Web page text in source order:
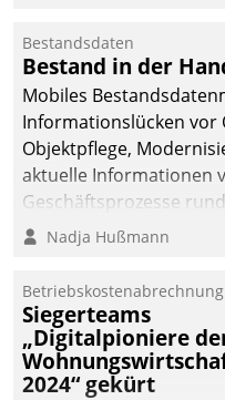
Bestandsdaten
Bestand in der
Mobiles
Informationslücken vor
Objektpflege,
aktuelle Informationen
Geschäftsprozesse
Nadja Hußmann
Betriebskostenabrechnung
Siegerteams
„Digitalpioniere
2024“ gekürt